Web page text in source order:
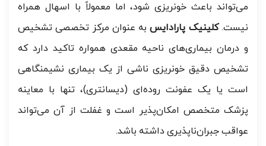
می‌تواند باعث خونریزی شود، اما معمولاً با اسهال همراه
نیست.کلینیک پارادایسبه عنوان مرکز تخصصی تشخیص
و درمان بیماری‌های ناحیه مقعدی همواره تاکید دارد که
تشخیص دقیق خونریزی ناشی از یک بیماری نشیمنگاهی
است یا یک عفونت روده‌ای (دیسانتری)، تنها با معاینه
پزشک متخصص امکان‌پذیر است و غفلت از آن می‌تواند
عواقب جبران‌ناپذیری داشته باشد.